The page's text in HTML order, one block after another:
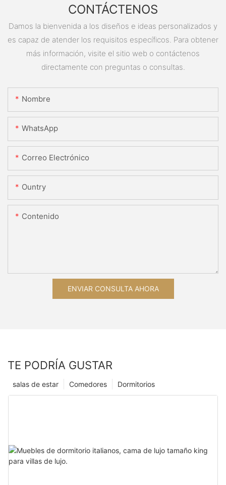
CONTÁCTENOS
Damos la bienvenida a los diseños e ideas personalizados y
es capaz de atender los requisitos específicos. Para obtener
más información, visite el sitio web o contáctenos
directamente con preguntas o consultas.
Nombre
WhatsApp
Correo Electrónico
Ountry
Contenido
ENVIAR CONSULTA AHORA
TE PODRÍA GUSTAR
Dormitorios
Comedores
salas de estar